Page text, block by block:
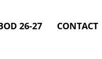
26-27 CONTACT